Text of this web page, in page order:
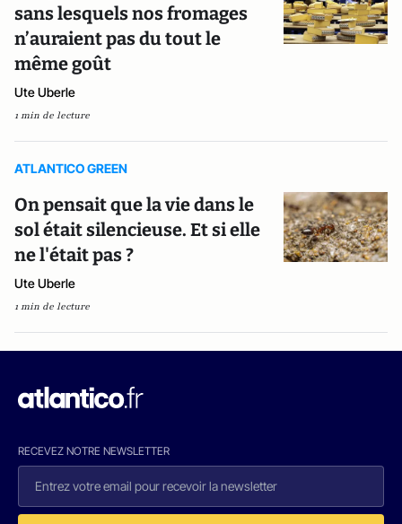
sans lesquels nos fromages
n’auraient pas du tout le
même goût
Ute Uberle
1 min de lecture
ATLANTICO GREEN
On pensait que la vie dans le
sol était silencieuse. Et si elle
ne l'était pas ?
Ute Uberle
1 min de lecture
RECEVEZ NOTRE NEWSLETTER